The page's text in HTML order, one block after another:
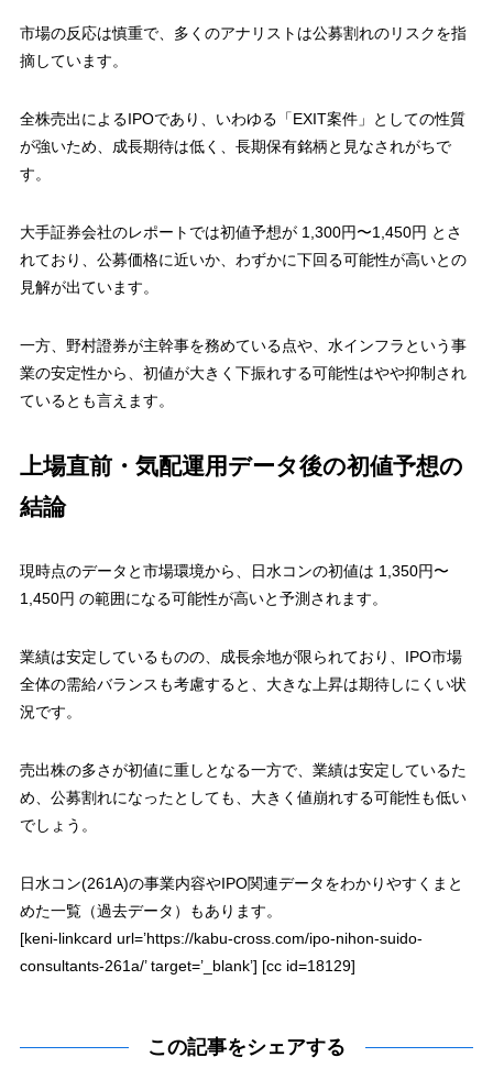
市場の反応は慎重で、多くのアナリストは公募割れのリスクを指
摘しています。
全株売出によるIPOであり、いわゆる「EXIT案件」としての性質
が強いため、成長期待は低く、長期保有銘柄と見なされがちで
す。
大手証券会社のレポートでは初値予想が 1,300円〜1,450円 とさ
れており、公募価格に近いか、わずかに下回る可能性が高いとの
見解が出ています​。
一方、野村證券が主幹事を務めている点や、水インフラという事
業の安定性から、初値が大きく下振れする可能性はやや抑制され
ているとも言えます。
上場直前・気配運用データ後の初値予想の
結論
現時点のデータと市場環境から、日水コンの初値は 1,350円〜
1,450円 の範囲になる可能性が高いと予測されます。
業績は安定しているものの、成長余地が限られており、IPO市場
全体の需給バランスも考慮すると、大きな上昇は期待しにくい状
況です。
売出株の多さが初値に重しとなる一方で、業績は安定しているた
め、公募割れになったとしても、大きく値崩れする可能性も低い
でしょう。
日水コン(261A)の事業内容やIPO関連データをわかりやすくまと
めた一覧（過去データ）もあります。
[keni-linkcard url=’https://kabu-cross.com/ipo-nihon-suido-
consultants-261a/’ target=’_blank’] [cc id=18129]
この記事をシェアする